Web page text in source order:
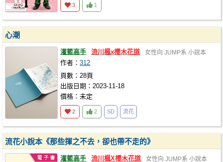
3 1
心潮
灌籃高手 流川楓x櫻木花道 女性向 JUMP系 小說本
作者：312
頁數：28頁
出版日期：2023-11-18
價格：未定
2 2 SD 流花
流花小說本《那些揮之不去，卻也帶不走的》
灌籃高手 流川楓X櫻木花道 女性向 JUMP系 小說本